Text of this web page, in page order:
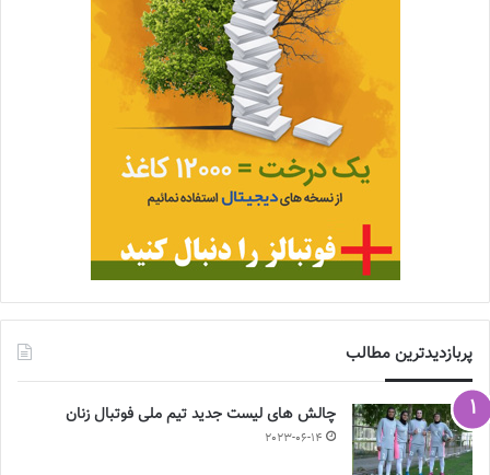
پربازدیدترین مطالب
چالش هاى ليست جدید تيم ملى فوتبال زنان
2023-06-14